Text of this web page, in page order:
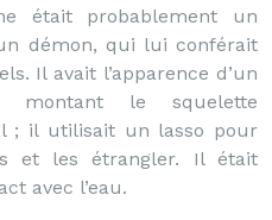
était probablement un
démon, qui lui conférait
Il avait l’apparence d’un
montant le squelette
; il utilisait un lasso pour
et les étrangler. Il était
avec l’eau.